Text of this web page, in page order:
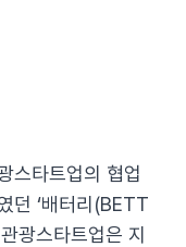
스타트업의 협업
던 ‘배터리(BETT
광스타트업은 지